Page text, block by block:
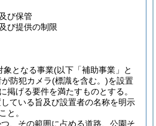
び保管
び提供の制限
象となる事業(以下「補助事業」と
防犯カメラ(標識を含む。)を設置
掲げる要件を満たすものとする。
ている旨及び設置者の名称を明示
と。
、その範囲に占める道路、公園そ